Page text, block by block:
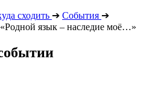
сходить ➔ События ➔
язык – наследие моё…»